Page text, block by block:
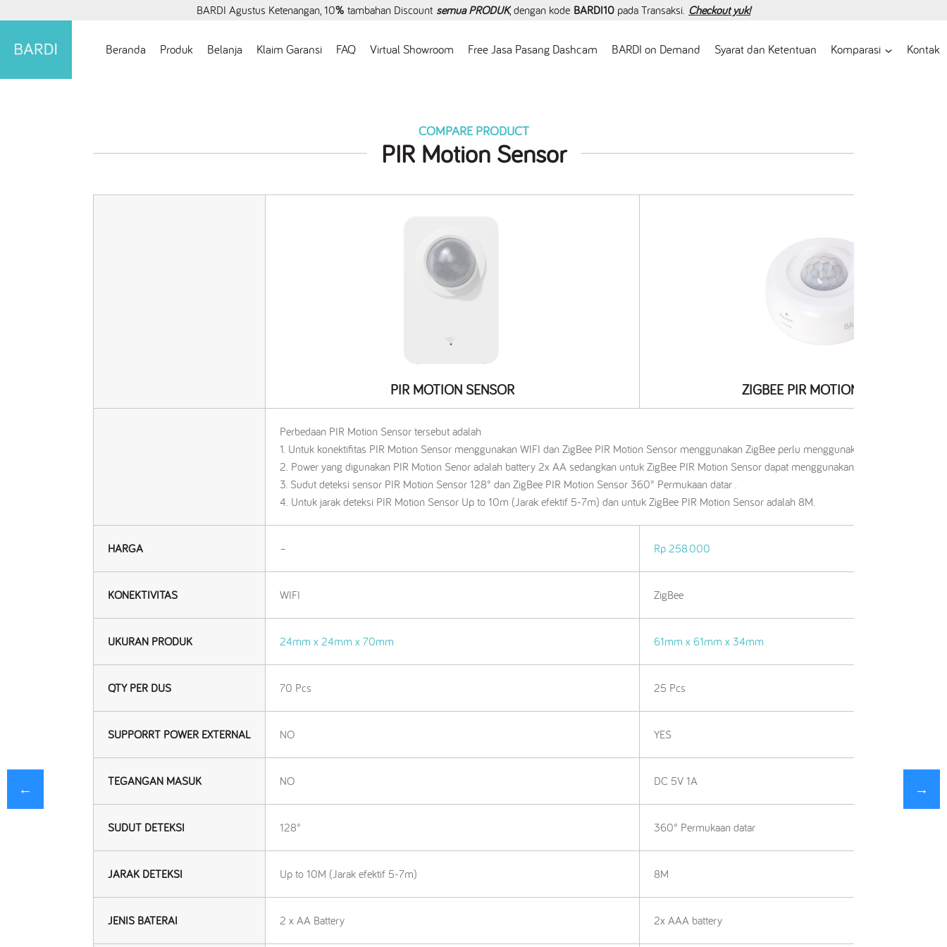
BARDI Agustus Ketenangan, 10% tambahan Discount semua PRODUK, dengan kode BARDI10 pada Transaksi. Checkout yuk!
Beranda Produk Belanja Klaim Garansi FAQ Virtual Showroom Free Jasa Pasang Dashcam BARDI on Demand Syarat dan Ketentuan Komparasi Kontak
COMPARE PRODUCT
PIR Motion Sensor
PIR MOTION SENSOR ZIGBEE PIR MOTION SENSOR
Perbedaan PIR Motion Sensor tersebut adalah
1. Untuk konektifitas PIR Motion Sensor menggunakan WIFI dan ZigBee PIR Motion Sensor menggunakan ZigBee perlu menggunakan device ZigBee
2. Power yang digunakan PIR Motion Senor adalah battery 2x AA sedangkan untuk ZigBee PIR Motion Sensor dapat menggunakan power usb dan
3. Sudut deteksi sensor PIR Motion Sensor 128° dan ZigBee PIR Motion Sensor 360° Permukaan datar .
4. Untuk jarak deteksi PIR Motion Sensor Up to 10m (Jarak efektif 5-7m) dan untuk ZigBee PIR Motion Sensor adalah 8M.
HARGA – Rp 258.000
KONEKTIVITAS WIFI ZigBee
UKURAN PRODUK 24mm x 24mm x 70mm 61mm x 61mm x 34mm
QTY PER DUS 70 Pcs 25 Pcs
SUPPORRT POWER EXTERNAL NO YES
TEGANGAN MASUK NO DC 5V 1A
SUDUT DETEKSI 128° 360° Permukaan datar
JARAK DETEKSI Up to 10M (Jarak efektif 5-7m) 8M
JENIS BATERAI 2 x AA Battery 2x AAA battery
← →